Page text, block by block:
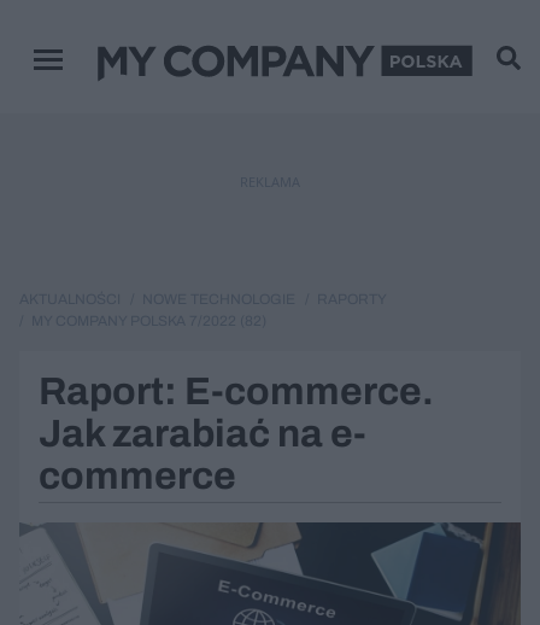
Menu główne
Raport: E-commerce.
Jak zarabiać na e-
commerce